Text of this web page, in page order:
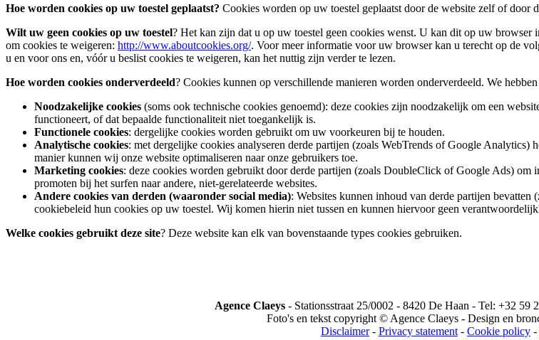
Hoe worden cookies op uw toestel geplaatst? Cookies worden op uw toestel geplaatst door de website zelf of door
Wilt uw geen cookies op uw toestel? Het kan zijn dat u op uw toestel geen cookies wenst. U kan dit op uw
om cookies te weigeren: http://www.aboutcookies.org/. Voor meer informatie voor uw browser kan u terecht op de
u en voor ons en, vóór u beslist cookies te weigeren, kan het nuttig zijn verder te lezen.
Hoe worden cookies onderverdeeld? Cookies kunnen op verschillende manieren worden onderverdeeld. We
Noodzakelijke cookies (soms ook technische cookies genoemd): deze cookies zijn noodzakelijk om een
functioneert, of dat bepaalde functionaliteit niet toegankelijk is.
Functionele cookies: dergelijke cookies worden gebruikt om uw voorkeuren bij te houden.
Analytische cookies: met dergelijke cookies analyseren derde partijen (zoals WebTrends of Google
manier kunnen wij onze website optimaliseren naar onze gebruikers toe.
Marketing cookies: deze cookies worden gebruikt door derde partijen (zoals DoubleClick of Google Ads) om
promoten bij het surfen naar andere, niet-gerelateerde websites.
Andere cookies van derden (waaronder social media): Websites kunnen inhoud van derde partijen bevatten
cookiebeleid hun cookies op uw toestel. Wij komen hierin niet tussen en kunnen hiervoor geen
Welke cookies gebruikt deze site? Deze website kan elk van bovenstaande types cookies gebruiken.
Agence Claeys- Stationsstraat 25/0002 - 8420 De Haan - Tel: +32 59
Foto's en tekst copyright © Agence Claeys - Design en
Disclaimer- Privacy statement- Cookie policy -